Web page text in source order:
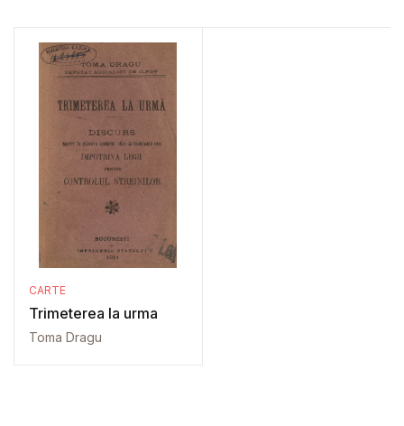
CARTE
Trimeterea la urma
Toma Dragu